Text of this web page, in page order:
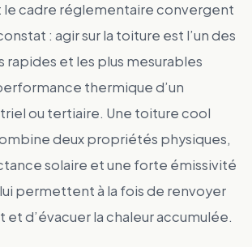
le cadre réglementaire convergent
: agir sur la toiture est l’un des
rapides et les plus mesurables
thermique d’un
ou tertiaire. Une toiture cool
deux propriétés physiques,
solaire et une forte émissivité
permettent à la fois de renvoyer
et d’évacuer la chaleur accumulée.